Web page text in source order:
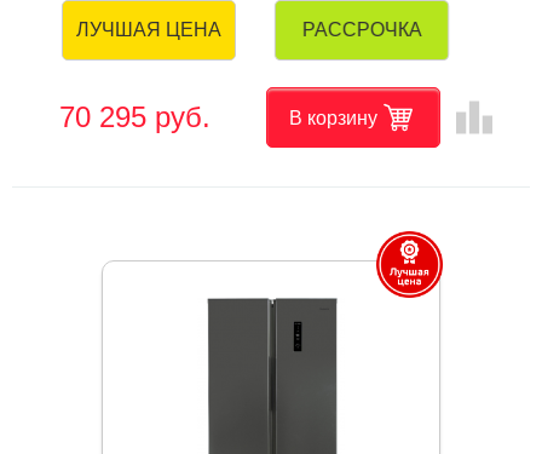
ЛУЧШАЯ ЦЕНА РАССРОЧКА
70 295 руб. В корзину leaderboard